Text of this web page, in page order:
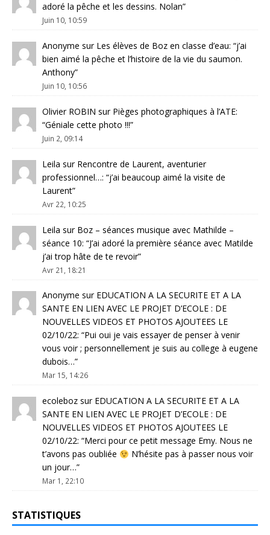
adoré la pêche et les dessins. Nolan”
Juin 10, 10:59
Anonyme sur Les élèves de Boz en classe d’eau: “j’ai
bien aimé la pêche et l’histoire de la vie du saumon.
Anthony”
Juin 10, 10:56
Olivier ROBIN sur Pièges photographiques à l’ATE:
“Géniale cette photo !!!”
Juin 2, 09:14
Leila sur Rencontre de Laurent, aventurier
professionnel…: “j’ai beaucoup aimé la visite de
Laurent”
Avr 22, 10:25
Leila sur Boz – séances musique avec Mathilde –
séance 10: “J’ai adoré la première séance avec Matilde
j’ai trop hâte de te revoir”
Avr 21, 18:21
Anonyme sur EDUCATION A LA SECURITE ET A LA
SANTE EN LIEN AVEC LE PROJET D’ECOLE : DE
NOUVELLES VIDEOS ET PHOTOS AJOUTEES LE
02/10/22: “Pui oui je vais essayer de penser à venir
vous voir ; personnellement je suis au college à eugene
dubois…”
Mar 15, 14:26
ecoleboz sur EDUCATION A LA SECURITE ET A LA
SANTE EN LIEN AVEC LE PROJET D’ECOLE : DE
NOUVELLES VIDEOS ET PHOTOS AJOUTEES LE
02/10/22: “Merci pour ce petit message Emy. Nous ne
t’avons pas oubliée
N’hésite pas à passer nous voir
un jour…”
Mar 1, 22:10
STATISTIQUES